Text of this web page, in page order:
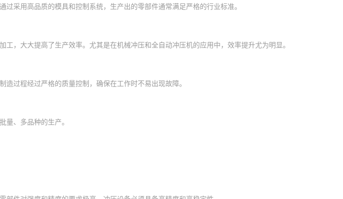
采用高品质的模具和控制系统，生产出的零部件通常满足严格的行业标准。
，大大提高了生产效率。尤其是在机械冲压和全自动冲压机的应用中，效率提升尤为明显。
过程经过严格的质量控制，确保在工作时不易出现故障。
量、多品种的生产。